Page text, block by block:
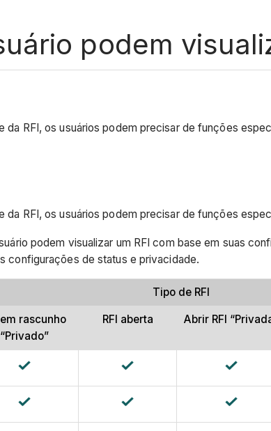
podem
RFI, os usuários podem precisar de funções
RFI, os usuários podem precisar de funções
podem visualizar um RFI com base em suas
configurações de status e privacidade.
Tipo de RFI
em rascunho
“Privado”
RFI aberta Abrir RFI